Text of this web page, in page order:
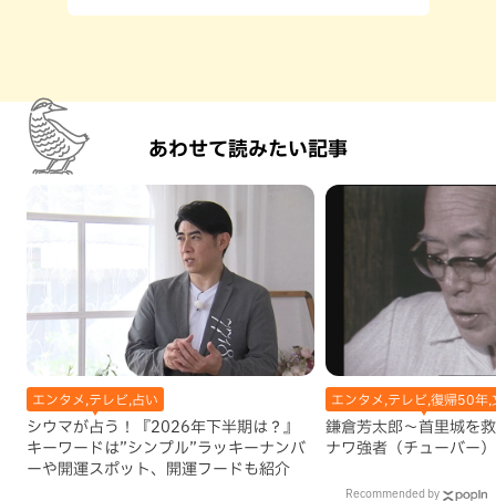
あわせて読みたい記事
エンタメ,テレビ,占い
シウマが占う！『2026年下半期は？』
キーワードは”シンプル”ラッキーナンバ
ーや開運スポット、開運フードも紹介
エンタメ,テレビ,復帰50年,
鎌倉芳太郎～首里城を
ナワ強者（チューバー
Recommended by